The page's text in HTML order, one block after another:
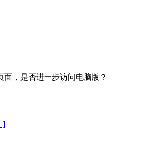
面，是否进一步访问电脑版？
]